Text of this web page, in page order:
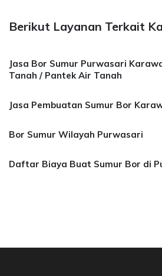
Berikut Layanan Terkait
Jasa Bor Sumur Purwasari
Tanah / Pantek Air Tanah
Jasa Pembuatan Sumur Bor
Bor Sumur Wilayah Purwasari
Daftar Biaya Buat Sumur Bor di